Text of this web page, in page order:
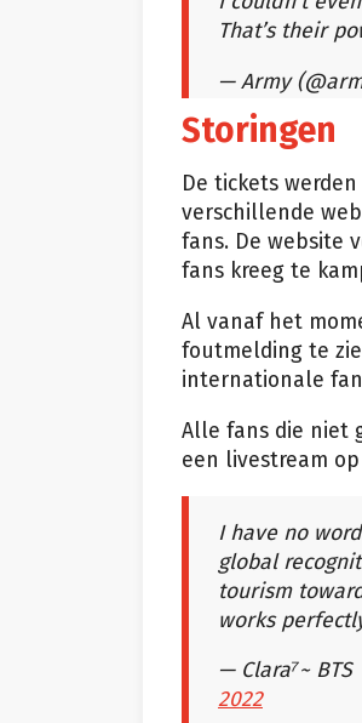
That’s their
— Army
Storingen
De tickets
verschillende
fans. De website
fans kreeg te
Al vanaf het
foutmelding te
internationale
Alle fans die niet
een livestream
I have no
global
tourism
works
— Clara⁷~
2022